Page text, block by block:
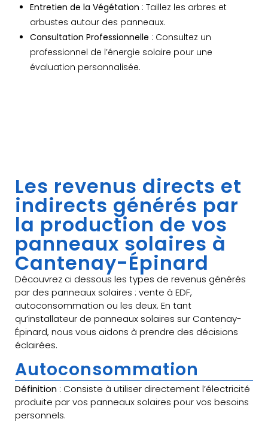
Entretien de la Végétation : Taillez les arbres et
arbustes autour des panneaux.
Consultation Professionnelle : Consultez un
professionnel de l’énergie solaire pour une
évaluation personnalisée.
Les revenus directs et
indirects générés par
la production de vos
panneaux solaires à
Cantenay-Épinard
Découvrez ci dessous les types de revenus générés
par des panneaux solaires : vente à EDF,
autoconsommation ou les deux. En tant
qu’installateur de panneaux solaires sur Cantenay-
Épinard, nous vous aidons à prendre des décisions
éclairées.
Autoconsommation
Définition : Consiste à utiliser directement l’électricité
produite par vos panneaux solaires pour vos besoins
personnels.